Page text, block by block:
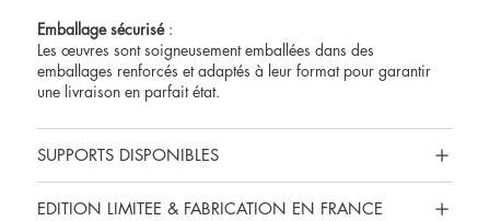
Emballage sécurisé:
Les œuvres sont soigneusement emballées dans des
emballages renforcés et adaptés à leur format pour garantir
une livraison en parfait état.
SUPPORTS DISPONIBLES
EDITION LIMITEE & FABRICATION EN FRANCE